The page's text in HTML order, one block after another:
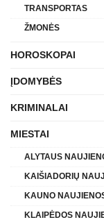
TRANSPORTAS
ŽMONĖS
HOROSKOPAI
ĮDOMYBĖS
KRIMINALAI
MIESTAI
ALYTAUS
KAIŠIADORIŲ
KAUNO
KLAIPĖDOS